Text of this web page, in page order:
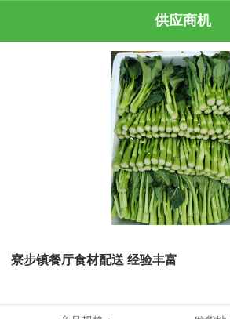
供应商机
寮步镇餐厅食材配送 经验丰富